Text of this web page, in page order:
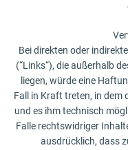
Bei direkten oder
(“Links“), die außerhalb
liegen, würde eine
Fall in Kraft treten, in dem
und es ihm technisch
Falle rechtswidriger
ausdrücklich, dass